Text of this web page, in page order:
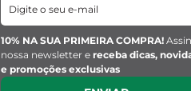
10% NA SUA PRIMEIRA COMPRA!
nossa newsletter e receba dicas,
e promoções exclusivas